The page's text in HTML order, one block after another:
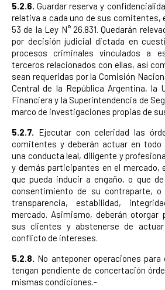
5.2.6. Guardar reserva y
relativa a cada uno de sus comitentes,
53 de la Ley N° 26.831. Quedarán
por decisión judicial dictada en
procesos criminales vinculados a
terceros relacionados con ellas, así
sean requeridas por la Comisión
Central de la República Argentina, la
Financiera y la Superintendencia de
marco de investigaciones propias de
5.2.7. Ejecutar con celeridad las
comitentes y deberán actuar en todo
una conducta leal, diligente y
y demás participantes en el mercado,
que pueda inducir a engaño, o que
consentimiento de su contraparte,
transparencia, estabilidad,
mercado. Asimismo, deberán otorgar
sus clientes y abstenerse de
conflicto de intereses.
5.2.8. No anteponer operaciones
tengan pendiente de concertación
mismas condiciones.-